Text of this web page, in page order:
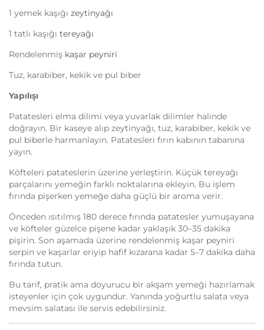
1 yemek kaşığı zeytinyağı
1 tatlı kaşığı tereyağı
Rendelenmiş kaşar peyniri
Tuz, karabiber, kekik ve pul biber
Yapılışı
Patatesleri elma dilimi veya yuvarlak dilimler halinde
doğrayın. Bir kaseye alıp zeytinyağı, tuz, karabiber, kekik ve
pul biberle harmanlayın. Patatesleri fırın kabının tabanına
yayın.
Köfteleri patateslerin üzerine yerleştirin. Küçük tereyağı
parçalarını yemeğin farklı noktalarına ekleyin. Bu işlem
fırında pişerken yemeğe daha güçlü bir aroma verir.
Önceden ısıtılmış 180 derece fırında patatesler yumuşayana
ve köfteler güzelce pişene kadar yaklaşık 30–35 dakika
pişirin. Son aşamada üzerine rendelenmiş kaşar peyniri
serpin ve kaşarlar eriyip hafif kızarana kadar 5–7 dakika daha
fırında tutun.
Bu tarif, pratik ama doyurucu bir akşam yemeği hazırlamak
isteyenler için çok uygundur. Yanında yoğurtlu salata veya
mevsim salatası ile servis edebilirsiniz.